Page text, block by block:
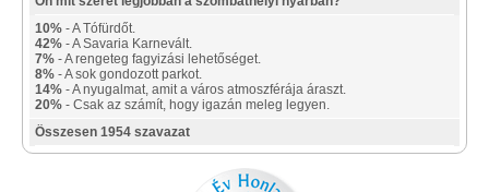
10% - A Tófürdőt.
42% - A Savaria Karnevált.
7% - A rengeteg fagyizási lehetőséget.
8% - A sok gondozott parkot.
14% - A nyugalmat, amit a város atmoszférája áraszt.
20% - Csak az számít, hogy igazán meleg legyen.
Összesen 1954 szavazat